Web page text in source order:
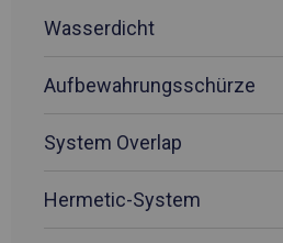
Wasserdicht
Aufbewahrungsschürze
System Overlap
Hermetic-System